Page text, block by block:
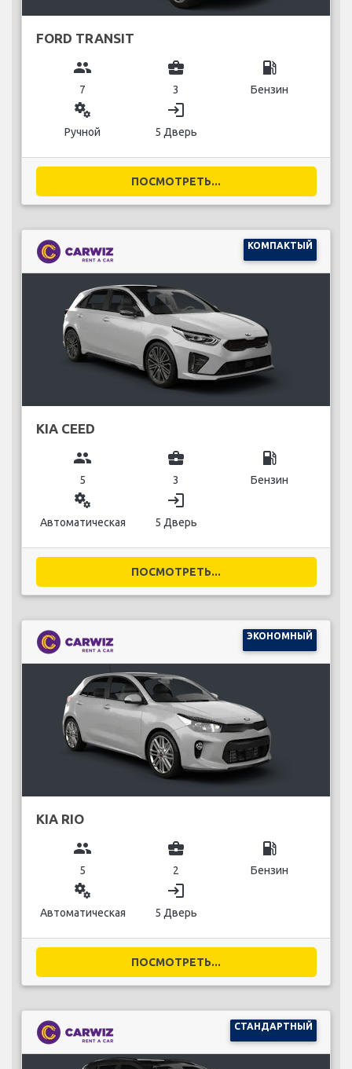
FORD TRANSIT
group
7
business_center
3
local_gas_station
Бензин
miscellaneous_services
Ручной
login
5 Дверь
ПОСМОТРЕТЬ...
КОМПАКТЫЙ
KIA CEED
group
5
business_center
3
local_gas_station
Бензин
miscellaneous_services
Автоматическая
login
5 Дверь
ПОСМОТРЕТЬ...
ЭКОНОМНЫЙ
KIA RIO
group
5
business_center
2
local_gas_station
Бензин
miscellaneous_services
Автоматическая
login
5 Дверь
ПОСМОТРЕТЬ...
СТАНДАРТНЫЙ